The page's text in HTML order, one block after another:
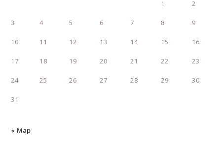
1 2
3 4 5 6 7 8 9
10 11 12 13 14 15 16
17 18 19 20 21 22 23
24 25 26 27 28 29 30
31
« Мар